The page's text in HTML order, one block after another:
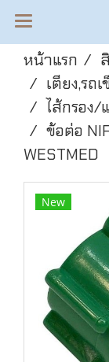
หน้าแรก
เตียง,ร
ไส้กรอง/
ข้อต่อ
WESTMED
New